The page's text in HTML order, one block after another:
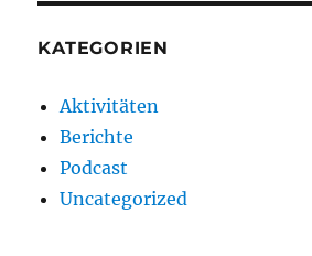
KATEGORIEN
Aktivitäten
Berichte
Podcast
Uncategorized